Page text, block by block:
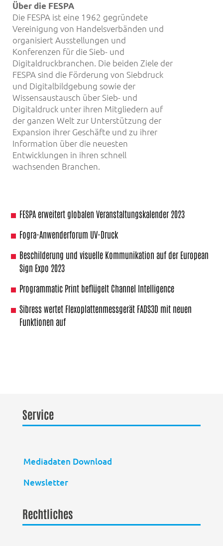
Über die FESPA
Die FESPA ist eine 1962 gegründete
Vereinigung von Handelsverbänden und
organisiert Ausstellungen und
Konferenzen für die Sieb- und
Digitaldruckbranchen. Die beiden Ziele der
FESPA sind die Förderung von Siebdruck
und Digitalbildgebung sowie der
Wissensaustausch über Sieb- und
Digitaldruck unter ihren Mitgliedern auf
der ganzen Welt zur Unterstützung der
Expansion ihrer Geschäfte und zu ihrer
Information über die neuesten
Entwicklungen in ihren schnell
wachsenden Branchen.
FESPA erweitert globalen Veranstaltungskalender 2023
Fogra-Anwenderforum UV-Druck
Beschilderung und visuelle Kommunikation auf der European
Sign Expo 2023
Programmatic Print beflügelt Channel Intelligence
Sibress wertet Flexoplattenmessgerät FADS3D mit neuen
Funktionen auf
Service
Mediadaten Download
Newsletter
Rechtliches